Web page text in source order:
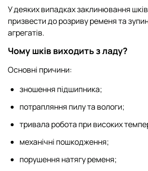
У деяких випадках заклинювання
призвести до розриву ременя та
агрегатів.
Чому шків виходить з ладу?
Основні причини:
зношення підшипника;
потрапляння пилу та вологи;
тривала робота при високих
механічні пошкодження;
порушення натягу ременя;